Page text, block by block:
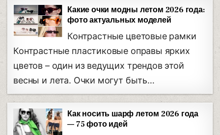
Какие очки модны летом 2026 года:
фото актуальных моделей
Контрастные цветовые рамки
Контрастные пластиковые оправы ярких
цветов – один из ведущих трендов этой
весны и лета. Очки могут быть…
Как носить шарф летом 2026 года
— 75 фото идей